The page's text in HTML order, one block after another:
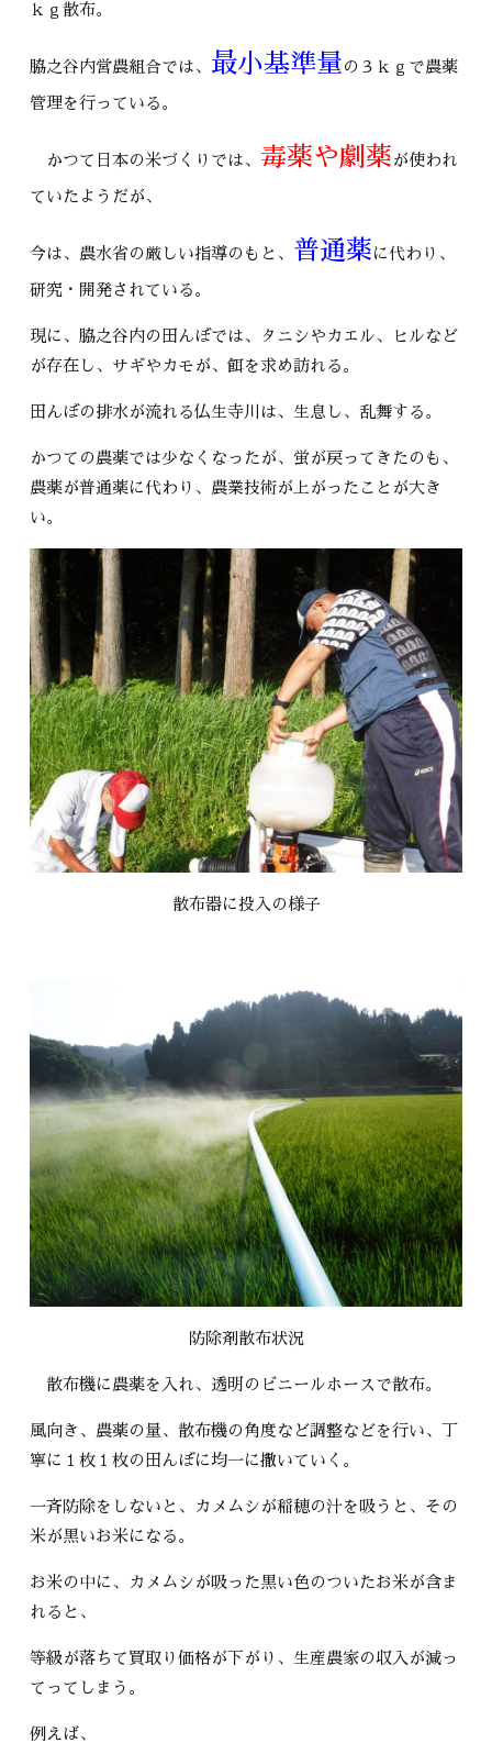
ｋｇ散布。
脇之谷内営農組合では、 最小基準量 の３ｋｇで農薬
管理を行っている。
かつて日本の米づくりでは、 毒薬や劇薬 が使われ
ていたようだが、
今は、農水省の厳しい指導のもと、 普通薬 に代わり、
研究・開発されている。
現に、脇之谷内の田んぼでは、タニシやカエル、ヒルなど
が存在し、サギやカモが、餌を求め訪れる。
田んぼの排水が流れる仏生寺川は、生息し、乱舞する。
かつての農薬では少なくなったが、蛍が戻ってきたのも、
農薬が普通薬に代わり、農業技術が上がったことが大き
い。
散布器に投入の様子
防除剤散布状況
散布機に農薬を入れ、透明のビニールホースで散布。
風向き、農薬の量、散布機の角度など調整などを行い、丁
寧に１枚１枚の田んぼに均一に撒いていく。
一斉防除をしないと、カメムシが稲穂の汁を吸うと、その
米が黒いお米になる。
お米の中に、カメムシが吸った黒い色のついたお米が含ま
れると、
等級が落ちて買取り価格が下がり、生産農家の収入が減っ
てってしまう。
例えば、